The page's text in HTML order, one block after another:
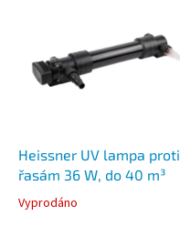
Heissner UV lampa proti
řasám 36 W, do 40 m³
Vyprodáno